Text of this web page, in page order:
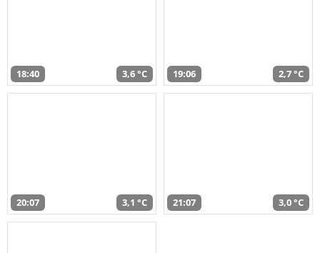
18:40 3,6 °C 19:06 2,7 °C
20:07 3,1 °C 21:07 3,0 °C